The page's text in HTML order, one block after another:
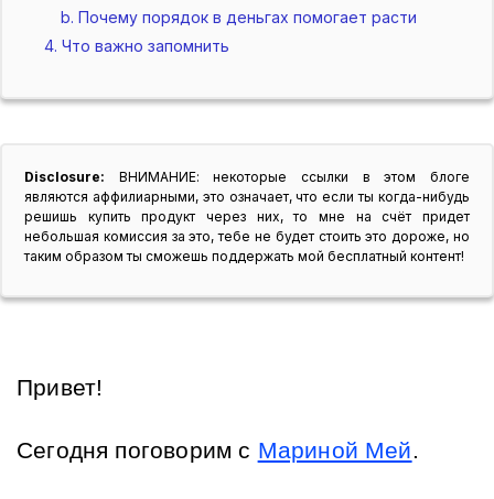
Почему порядок в деньгах помогает расти
Что важно запомнить
Disclosure: ВНИМАНИЕ: некоторые ссылки в этом блоге
являются аффилиарными, это означает, что если ты когда-нибудь
решишь купить продукт через них, то мне на счёт придет
небольшая комиссия за это, тебе не будет стоить это дороже, но
таким образом ты сможешь поддержать мой бесплатный контент!
Привет!
Сегодня поговорим с Мариной Мей.